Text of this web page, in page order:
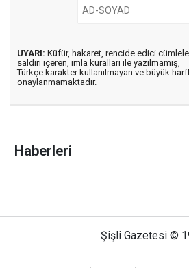
UYARI: Küfür, hakaret, rencide edici
saldırı içeren, imla kuralları ile yazılmamış,
Türkçe karakter kullanılmayan ve büyük
onaylanmamaktadır.
Haberleri
Şişli Gazetesi ©